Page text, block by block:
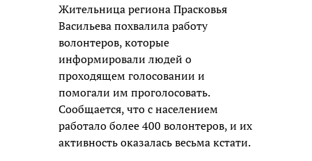
Жительница региона Прасковья
Васильева похвалила работу
волонтеров, которые
информировали людей о
проходящем голосовании и
помогали им проголосовать.
Сообщается, что с населением
работало более 400 волонтеров, и их
активность оказалась весьма кстати.